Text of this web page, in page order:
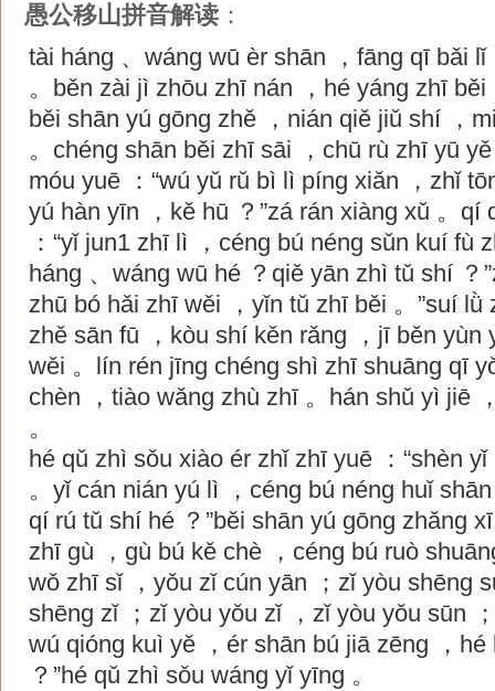
愚公移山拼音解读 ：
tài háng 、wáng wū èr shān ，fāng qī bǎi lǐ
。běn zài jì zhōu zhī nán ，hé yáng zhī běi
běi shān yú gōng zhě ，nián qiě jiǔ shí ，
。chéng shān běi zhī sāi ，chū rù zhī yū
móu yuē ：“wú yǔ rǔ bì lì píng xiǎn ，zhǐ
yú hàn yīn ，kě hū ？”zá rán xiàng xǔ 。qí
：“yǐ jun1 zhī lì ，céng bú néng sǔn kuí fù
háng 、wáng wū hé ？qiě yān zhì tǔ shí ？
zhū bó hǎi zhī wěi ，yǐn tǔ zhī běi 。”suí lǜ
zhě sān fū ，kòu shí kěn rǎng ，jī běn yùn
wěi 。lín rén jīng chéng shì zhī shuāng qī
chèn ，tiào wǎng zhù zhī 。hán shǔ yì jiē
。
hé qǔ zhì sǒu xiào ér zhǐ zhī yuē ：“shèn
。yǐ cán nián yú lì ，céng bú néng huǐ
qí rú tǔ shí hé ？”běi shān yú gōng zhǎng
zhī gù ，gù bú kě chè ，céng bú ruò
wǒ zhī sǐ ，yǒu zǐ cún yān ；zǐ yòu shēng
shēng zǐ ；zǐ yòu yǒu zǐ ，zǐ yòu yǒu sūn
wú qióng kuì yě ，ér shān bú jiā zēng ，hé
？”hé qǔ zhì sǒu wáng yǐ yīng 。